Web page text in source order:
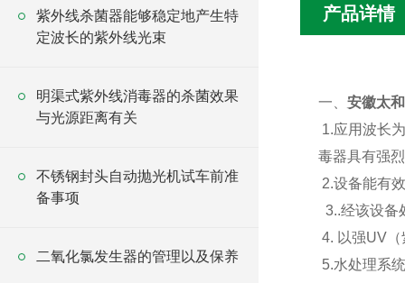
紫外线杀菌器能够稳定地产生特
定波长的紫外线光束
明渠式紫外线消毒器的杀菌效果
与光源距离有关
不锈钢封头自动抛光机试车前准
备事项
二氧化氯发生器的管理以及保养
产品详情
一、 安徽太
1.应用波长
毒器具有强
2.设备能有
3..经该设备
4. 以强UV
5.水处理系